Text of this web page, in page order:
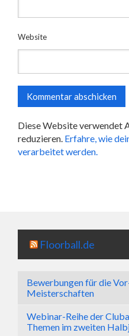
Website
Diese Website verwendet
reduzieren. Erfahre, wie
verarbeitet werden.
Floorball.de
Bewerbungen für die
Meisterschaften
Webinar-Reihe der
Themen im zweiten